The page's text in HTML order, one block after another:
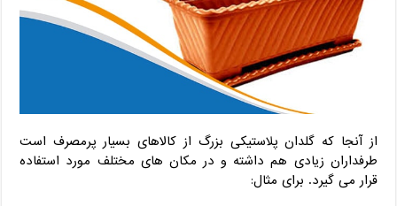
از آنجا که گلدان پلاستیکی بزرگ از کالاهای بسیار پرمصرف است
طرفداران زیادی هم داشته و در مکان های مختلف مورد استفاده
قرار می گیرد. برای مثال: